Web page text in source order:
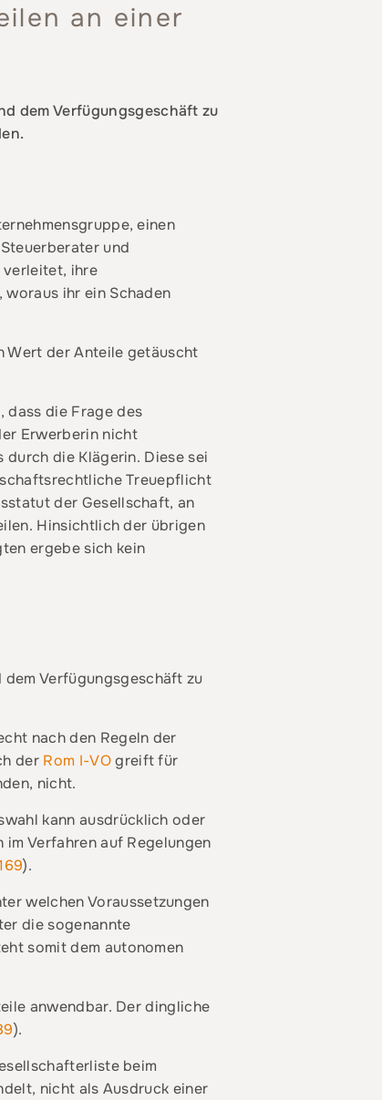
an einer
dem Verfügungsgeschäft zu
einen
und
verleitet, ihre
ihr ein Schaden
Wert der Anteile getäuscht
dass die Frage des
Erwerberin nicht
die Klägerin. Diese sei
Treuepflicht
der Gesellschaft, an
Hinsichtlich der übrigen
ergebe sich kein
Verfügungsgeschäft zu
nach den Regeln der
der Rom I-VOgreift für
nicht.
kann ausdrücklich oder
Verfahren auf Regelungen
).
welchen Voraussetzungen
die sogenannte
somit dem autonomen
anwendbar. Der dingliche
).
beim
nicht als Ausdruck einer